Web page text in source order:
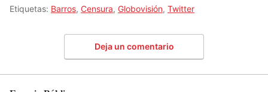
Etiquetas: Barros, Censura, Globovisión, Twitter
Deja un comentario